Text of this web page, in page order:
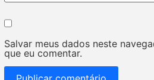
Salvar meus dados neste
que eu comentar.